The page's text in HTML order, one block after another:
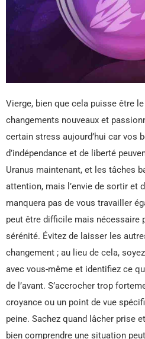
Vierge, bien que cela puisse être
changements nouveaux et
certain stress aujourd’hui car vos
d’indépendance et de liberté
Uranus maintenant, et les tâches
attention, mais l’envie de sortir et
manquera pas de vous travailler
peut être difficile mais nécessaire
sérénité. Évitez de laisser les
changement ; au lieu de cela,
avec vous-même et identifiez ce
de l’avant. S’accrocher trop
croyance ou un point de vue
peine. Sachez quand lâcher prise
bien comprendre une situation